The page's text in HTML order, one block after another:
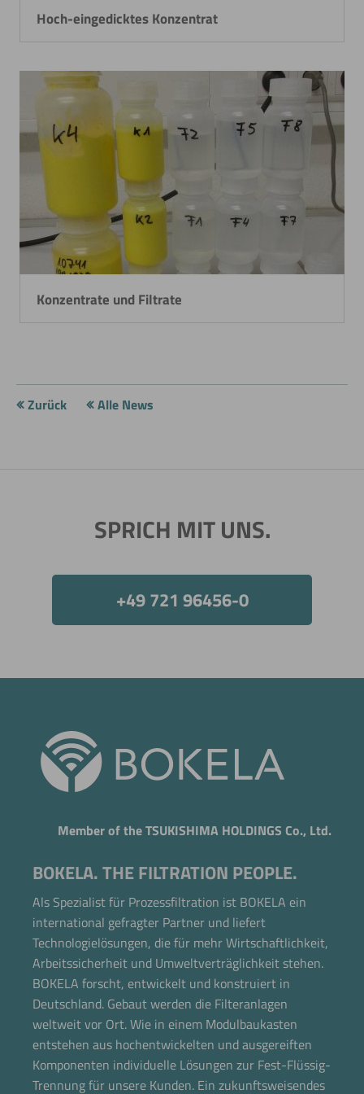
Hoch-eingedicktes Konzentrat
Konzentrate und Filtrate
Zurück Alle News
SPRICH MIT UNS.
+49 721 96456-0
Member of the TSUKISHIMA HOLDINGS Co., Ltd.
BOKELA. THE FILTRATION PEOPLE.
Als Spezialist für Prozessfiltration ist BOKELA ein
international gefragter Partner und liefert
Technologielösungen, die für mehr Wirtschaftlichkeit,
Arbeitssicherheit und Umweltverträglichkeit stehen.
BOKELA forscht, entwickelt und konstruiert in
Deutschland. Gebaut werden die Filteranlagen
weltweit vor Ort. Wie in einem Modulbaukasten
entstehen aus hochentwickelten und ausgereiften
Komponenten individuelle Lösungen zur Fest-Flüssig-
Trennung für unsere Kunden. Ein zukunftsweisendes